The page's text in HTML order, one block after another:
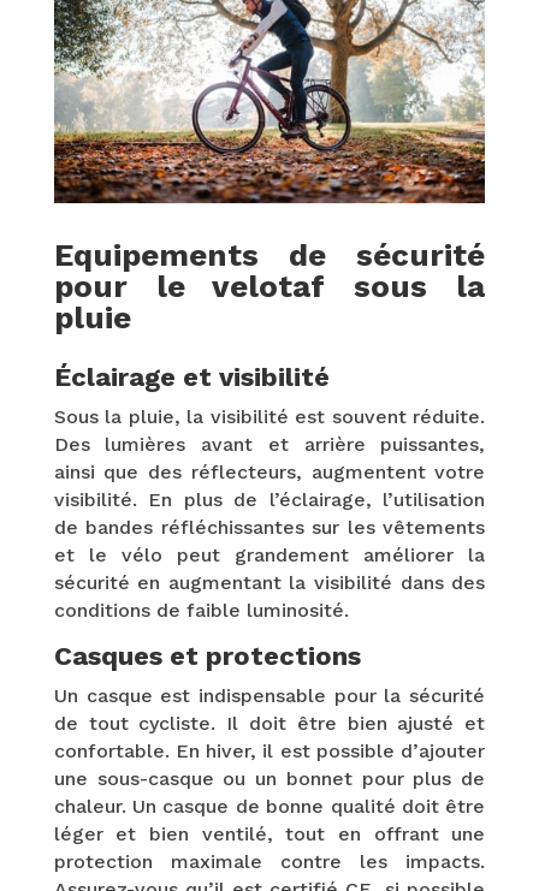
Equipements de sécurité
pour le velotaf sous la
pluie
Éclairage et visibilité
Sous la pluie, la visibilité est souvent réduite.
Des lumières avant et arrière puissantes,
ainsi que des réflecteurs, augmentent votre
visibilité. En plus de l’éclairage, l’utilisation
de bandes réfléchissantes sur les vêtements
et le vélo peut grandement améliorer la
sécurité en augmentant la visibilité dans des
conditions de faible luminosité.
Casques et protections
Un casque est indispensable pour la sécurité
de tout cycliste. Il doit être bien ajusté et
confortable. En hiver, il est possible d’ajouter
une sous-casque ou un bonnet pour plus de
chaleur. Un casque de bonne qualité doit être
léger et bien ventilé, tout en offrant une
protection maximale contre les impacts.